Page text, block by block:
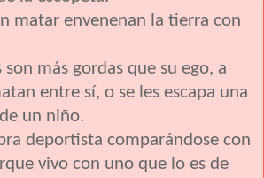
matar envenenan la tierra con
son más gordas que su ego, a
entre sí, o se les escapa una
un niño.
deportista comparándose con
vivo con uno que lo es de